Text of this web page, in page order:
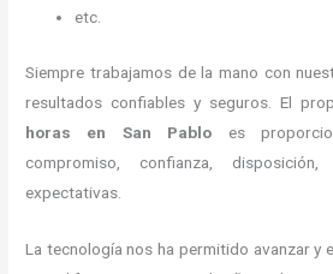
etc.
Siempre trabajamos de la mano con
resultados confiables y seguros. El
horas en San Pablo es
compromiso, confianza,
expectativas.
La tecnología nos ha permitido avanzar y